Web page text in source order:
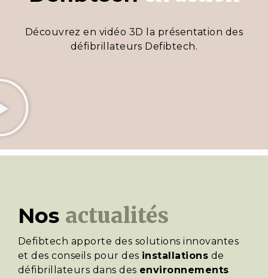
Découvrez en vidéo 3D la présentation des
défibrillateurs Defibtech.
Nos actualités
Defibtech apporte des solutions innovantes
et des conseils pour des installations de
défibrillateurs dans des environnements